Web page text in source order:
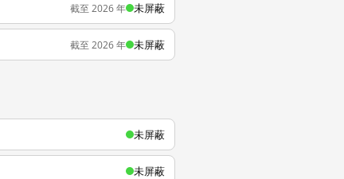
截至 2026 年 未屏蔽
截至 2026 年 未屏蔽
未屏蔽
未屏蔽